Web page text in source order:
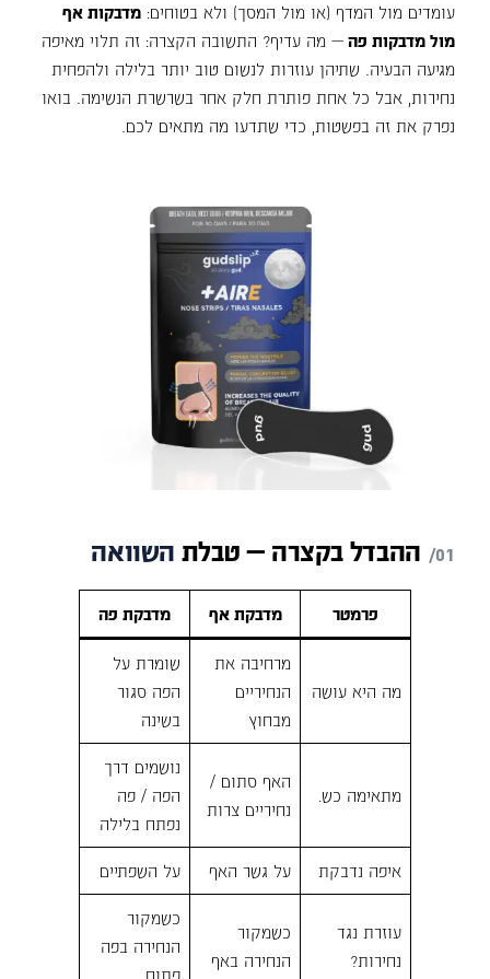
עומדים מול המדף (או מול המסך) ולא בטוחים: מדבקות אף
מול מדבקות פה — מה עדיף? התשובה הקצרה: זה תלוי מאיפה
מגיעה הבעיה. שתיהן עוזרות לנשום טוב יותר בלילה ולהפחית
נחירות, אבל כל אחת פותרת חלק אחר בשרשרת הנשימה. בואו
נפרק את זה בפשטות, כדי שתדעו מה מתאים לכם.
ההבדלבקצרה —טבלת השוואה
פרמטר מדבקת אף מדבקת פה
מה היא עושה
מרחיבה את
הנחיריים
מבחוץ
שומרת על
הפה סגור
בשינה
מתאימה כש…
האף סתום /
נחיריים צרות
נושמים דרך
הפה / פה
נפתח בלילה
איפה נדבקת על גשר האף על השפתיים
עוזרת נגד
נחירות?
כשמקור
הנחירה באף
כשמקור
הנחירה בפה
פתוח